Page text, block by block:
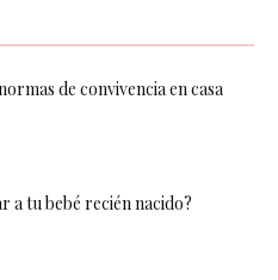
de convivencia en casa
a tu bebé recién nacido?